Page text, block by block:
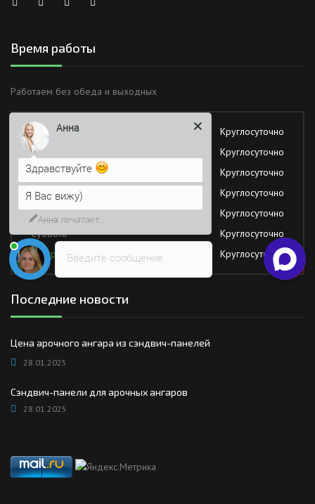
Время работы
Работаем без обеда и выходных
Понедельник
Круглосуточно
Вторник
Круглосуточно
Среда
Круглосуточно
Четверг
Круглосуточно
Пятница
Круглосуточно
Суббота
Круглосуточно
Воскресение
Круглосуточно
Последние новости
Цена арочного ангара из сэндвич-панелей
28.01.2025
Сэндвич-панели для арочных ангаров
28.01.2025
Введите сообщение
Анна
Здравствуйте
Я Вас вижу)
Напишите сюда свой вопрос.
Возможно, его решение будет
быстрее